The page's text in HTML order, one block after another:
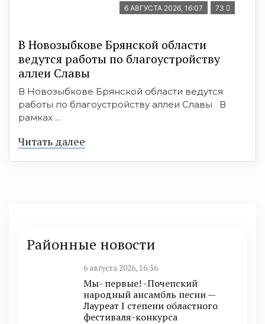
6 АВГУСТА 2026, 16:07 73
В Новозыбкове Брянской области
ведутся работы по благоустройству
аллеи Славы
В Новозыбкове Брянской области ведутся
работы по благоустройству аллеи Славы В
рамках ...
Читать далее
Районные новости
6 августа 2026, 16:56
Мы- первые! -Почепский
народный ансамбль песни —
Лауреат I степени областного
фестиваля-конкурса